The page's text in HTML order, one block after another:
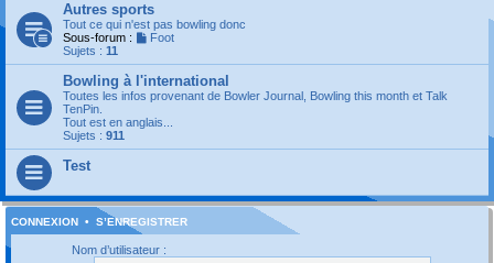
Autres sports
Tout ce qui n'est pas bowling donc
Sous-forum :
Foot
Sujets : 11
Bowling à l'international
Toutes les infos provenant de Bowler Journal, Bowling this month et Talk
TenPin.
Tout est en anglais...
Sujets : 911
Test
CONNEXION • S’ENREGISTRER
Nom d’utilisateur :